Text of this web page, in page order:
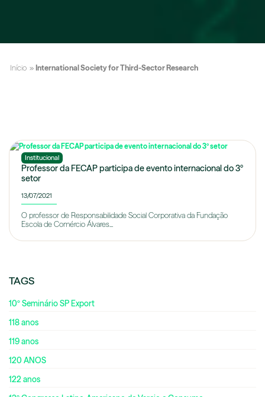
Início » International Society for Third-Sector Research
Institucional
Professor da FECAP participa de evento internacional do 3º
setor
13/07/2021
O professor de Responsabilidade Social Corporativa da Fundação
Escola de Comércio Álvares...
TAGS
10º Seminário SP Export
118 anos
119 anos
120 ANOS
122 anos